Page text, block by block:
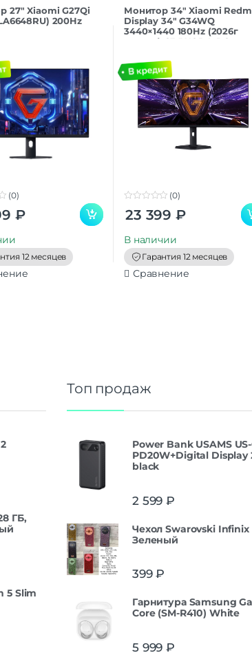
27″ Xiaomi G27Qi
200Hz
(0)
₽
12 месяцев
Монитор 34″ Xiaomi
Display 34″ G34WQ
3440×1440 180Hz (2026г
версия) C34WQDA-RG
o
o
(0)
23 399 ₽
В наличии
Гарантия 12 месяцев
Сравнение
ГБ,
5 Slim
Топ продаж
Power Bank USAMS
PD20W+Digital
black
2 599 ₽
Чехол Swarovski Infinix
Зеленый
399₽
Гарнитура Samsung
Core (SM-R410) White
5 999 ₽